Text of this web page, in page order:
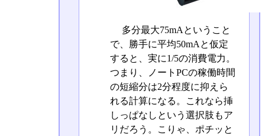
多分最大75mAということ
で、勝手に平均50mAと仮定
すると、実に1/5の消費電力。
つまり、ノートPCの稼働時間
の短縮分は2分程度に抑えら
れる計算になる。これなら挿
しっぱなしという選択肢もア
リだろう。こりゃ、ポチッと